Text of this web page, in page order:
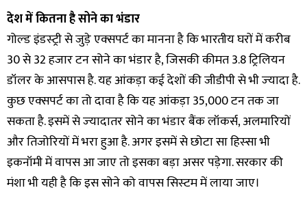
देश में कितना है सोने का भंडार
गोल्‍ड इंडस्‍ट्री से जुड़े एक्‍सपर्ट का मानना है कि भारतीय घरों में करीब
30 से 32 हजार टन सोने का भंडार है, जिसकी कीमत 3.8 ट्रिलियन
डॉलर के आसपास है. यह आंकड़ा कई देशों की जीडीपी से भी ज्‍यादा है.
कुछ एक्‍सपर्ट का तो दावा है कि यह आंकड़ा 35,000 टन तक जा
सकता है. इसमें से ज्‍यादातर सोने का भंडार बैंक लॉकर्स, अलमारियों
और तिजोरियों में भरा हुआ है. अगर इसमें से छोटा सा हिस्‍सा भी
इकनॉमी में वापस आ जाए तो इसका बड़ा असर पड़ेगा. सरकार की
मंशा भी यही है कि इस सोने को वापस सिस्‍टम में लाया जाए।